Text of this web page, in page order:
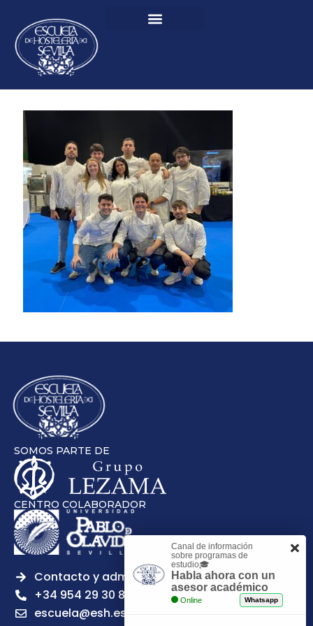
SOMOS PARTE DE
CENTRO COLABORADOR
Contacto y admisiones
+34 954 29 30 81
escuela@esh.es
Canal de información
sobre programas de
estudio🎓
Habla ahora con un
asesor académico
Online Whatsapp